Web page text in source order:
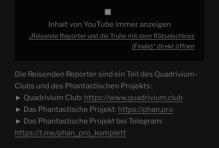
Inhalt von YouTube immer anzeigen
„Reisende Reporter und die Truhe mit dem Rätselschloss
(Finale)“ direkt öffnen
Die Reisenden Reporter sind ein Teil des Quadrivium-
Clubs und des Phantastischen Projekts:
► Quadrivium Club: https://www.quadrivium.club
► Das Phantastische Projekt: https://phan.pro
► Das Phantastische Projekt bei Telegram:
https://t.me/phan_pro_komplett